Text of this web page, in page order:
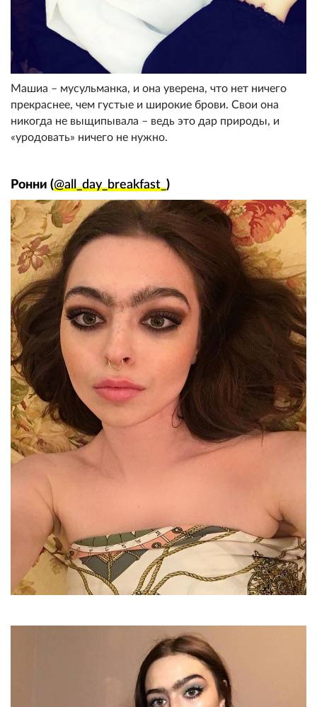
Машиа – мусульманка, и она уверена, что нет ничего
прекраснее, чем густые и широкие брови. Свои она
никогда не выщипывала – ведь это дар природы, и
«уродовать» ничего не нужно.
Ронни (@all_day_breakfast_)